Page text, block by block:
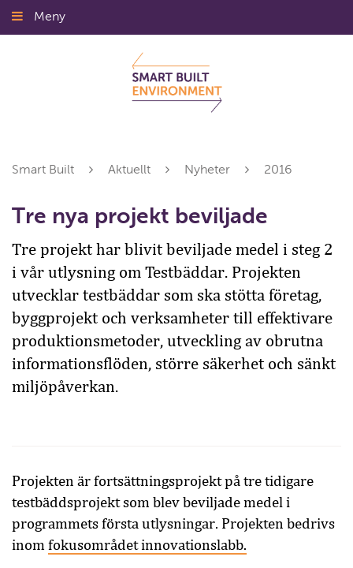
Gå
till
Meny
Smart Built Aktuellt Nyheter 2016
Tre nya projekt beviljade
Tre projekt har blivit beviljade medel i steg 2
i vår utlysning om Testbäddar. Projekten
utvecklar testbäddar som ska stötta företag,
byggprojekt och verksamheter till effektivare
produktionsmetoder, utveckling av obrutna
informationsflöden, större säkerhet och sänkt
miljöpåverkan.
Projekten är fortsättningsprojekt på tre tidigare
testbäddsprojekt som blev beviljade medel i
programmets första utlysningar. Projekten bedrivs
inom fokusområdet innovationslabb.